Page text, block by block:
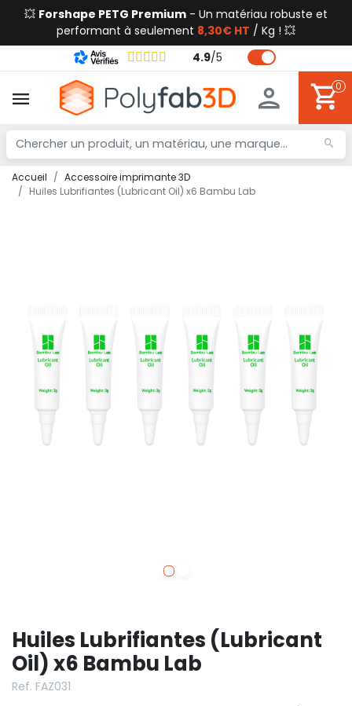
💥 Forshape PETG Premium - Un matériau robuste et
performant à seulement 8,30€ HT / Kg ! 💥
4.9/5
0
Accueil
Accessoire imprimante 3D
Huiles Lubrifiantes (Lubricant Oil) x6 Bambu Lab
Huiles Lubrifiantes (Lubricant
Oil) x6 Bambu Lab
Ref. FAZ031